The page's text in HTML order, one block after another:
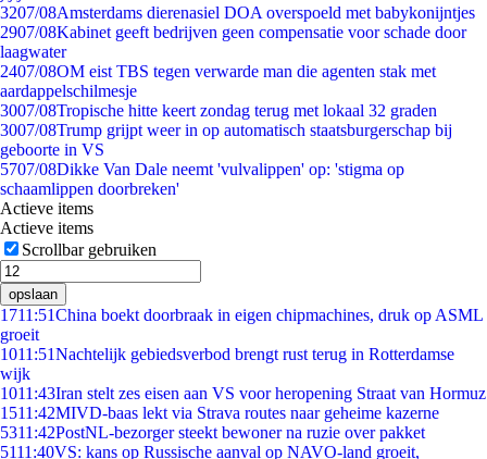
3207/08Amsterdams dierenasiel DOA overspoeld met babykonijntjes
2907/08Kabinet geeft bedrijven geen compensatie voor schade door
laagwater
2407/08OM eist TBS tegen verwarde man die agenten stak met
aardappelschilmesje
3007/08Tropische hitte keert zondag terug met lokaal 32 graden
3007/08Trump grijpt weer in op automatisch staatsburgerschap bij
geboorte in VS
5707/08Dikke Van Dale neemt 'vulvalippen' op: 'stigma op
schaamlippen doorbreken'
Actieve items
Actieve items
Scrollbar gebruiken
opslaan
1711:51China boekt doorbraak in eigen chipmachines, druk op ASML
groeit
1011:51Nachtelijk gebiedsverbod brengt rust terug in Rotterdamse
wijk
1011:43Iran stelt zes eisen aan VS voor heropening Straat van Hormuz
1511:42MIVD-baas lekt via Strava routes naar geheime kazerne
5311:42PostNL-bezorger steekt bewoner na ruzie over pakket
5111:40VS: kans op Russische aanval op NAVO-land groeit,